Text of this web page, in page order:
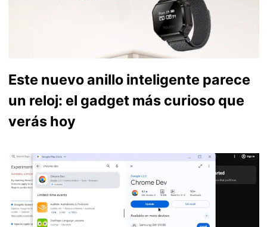
Este nuevo anillo inteligente parece
un reloj: el gadget más curioso que
verás hoy